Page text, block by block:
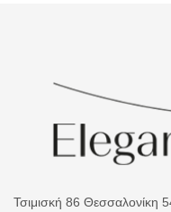
Τσιμισκή 86 Θεσσαλονίκη